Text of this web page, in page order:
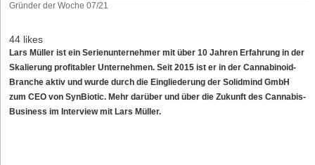
Gründer der Woche 07/21
44 likes
Lars Müller ist ein Serienunternehmer mit über 10 Jahren Erfahrung in der
Skalierung profitabler Unternehmen. Seit 2015 ist er in der Cannabinoid-
Branche aktiv und wurde durch die Eingliederung der Solidmind GmbH
zum CEO von SynBiotic. Mehr darüber und über die Zukunft des Cannabis-
Business im Interview mit Lars Müller.